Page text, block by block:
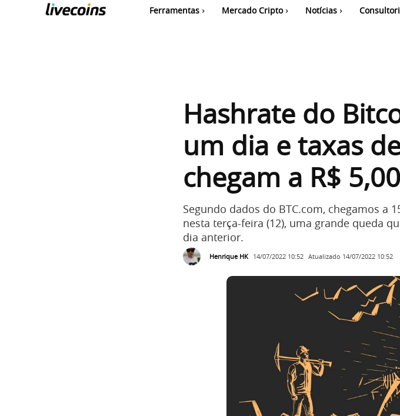
Ferramentas Mercado Cripto Notícias
Hashrate do
um dia e taxas
chegam a R$ 5,00
Segundo dados do BTC.com, chegamos a
nesta terça-feira (12), uma grande queda
dia anterior.
Henrique HK 14/07/2022 10:52 Atualizado 14/07/2022 10:52